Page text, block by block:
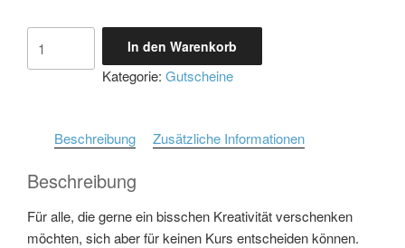
für
Menge
In den Warenkorb
Kategorie: Gutscheine
Beschreibung Zusätzliche Informationen
Beschreibung
Für alle, die gerne ein bisschen Kreativität verschenken
möchten, sich aber für keinen Kurs entscheiden können.